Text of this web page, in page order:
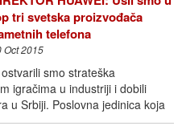
tri svetska proizvođača
telefona
Oct 2015
smo strateška
igračima u industriji i dobili
u Srbiji. Poslovna jedinica koja